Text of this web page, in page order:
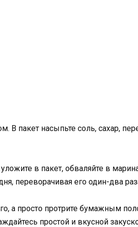
В пакет насыпьте соль, сахар,
в пакет, обваляйте в
переворачивая его один-два
а просто протрите бумажным
простой и вкусной